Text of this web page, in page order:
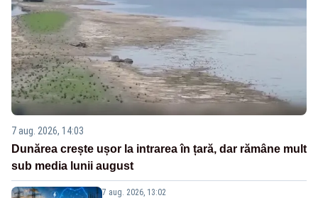
7 aug. 2026, 14:03
Dunărea crește ușor la intrarea în țară, dar rămâne mult
sub media lunii august
7 aug. 2026, 13:02